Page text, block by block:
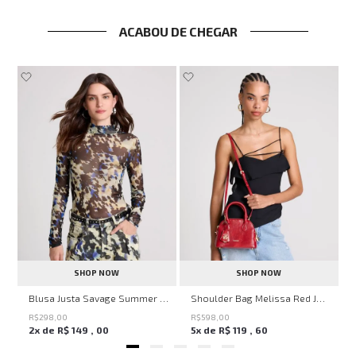
ACABOU DE CHEGAR
SHOP NOW
R$298 00
2x de R$ 149 , 00
SHOP NOW
R$598 00
5x de R$ 119 , 60